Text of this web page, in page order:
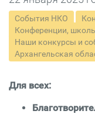
События НКО
Конференции,
Наши конкурсы и
Архангельская
Для всех: